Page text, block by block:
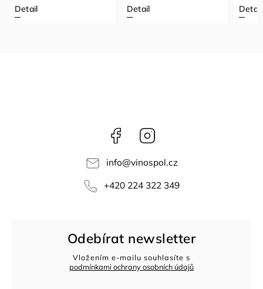
Detail Detail
Facebook
info@vinospol.cz
+420 224 322 349
Odebírat newsletter
Vložením e-mailu souhlasíte s
podmínkami ochrany osobních údajů